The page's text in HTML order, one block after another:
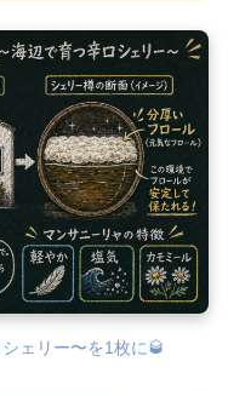
ェリー〜を1枚に🥃